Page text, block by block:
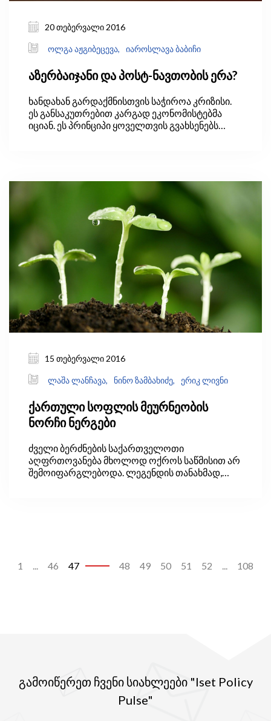
20 თებერვალი 2016
ოლგა აჟგიბეცევა, იაროსლავა ბაბიჩი
აზერბაიჯანი და პოსტ-ნავთობის ერა?
ხანდახან გარდაქმნისთვის საჭიროა კრიზისი.
ეს განსაკუთრებით კარგად ეკონომისტებმა
იციან. ეს პრინციპი ყოველთვის გვახსენებს
შემთხვევაში, მოუწევს გამოუსწორებელი
შედეგისთვის თვალის გასწორება.
15 თებერვალი 2016
ლაშა ლანჩავა, ნინო ზამბახიძე, ერიკ ლივნი
ქართული სოფლის მეურნეობის
ნორჩი ნერგები
ძველი ბერძნების საქართველოთი
აღფრთოვანება მხოლოდ ოქროს საწმისით არ
შემოიფარგლებოდა. ლეგენდის თანახმად,
შთაბეჭდილება მოახდინეს არგონავტებზე,
1 ... 46 47 48 49 50 51 52 ... 108
გამოიწერეთ ჩვენი სიახლეები "Iset Policy
Pulse"